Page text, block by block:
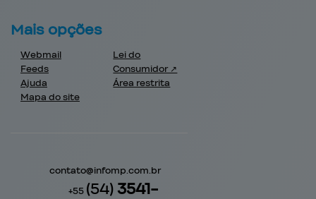
Mais opções
Webmail
Feeds
Ajuda
Mapa do site
Lei do
Consumidor ↗
Área restrita
contato@infomp.com.br
+55 (54)3541-